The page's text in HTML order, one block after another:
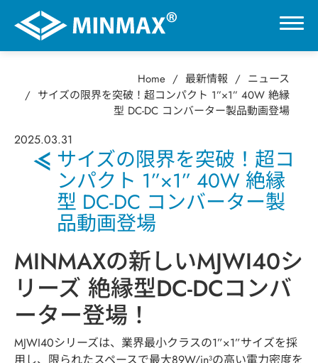
Home 最新情報
ニュース
サイズの限界を突破！超コンパクト 1”×1” 40W 絶縁
型 DC-DC コンバーター製品動画登場
2025.03.31
サイズの限界を突破！超コ
ンパクト 1”×1” 40W 絶縁
型 DC-DC コンバーター製
品動画登場
MINMAXの新しいMJWI40シ
リーズ 絶縁型DC-DCコンバ
ーター登場！
MJWI40シリーズは、業界最小クラスの1”×1”サイズを採
0
VR展示ホール
製品情報
用途分野
サポート
会社情報
最新情報